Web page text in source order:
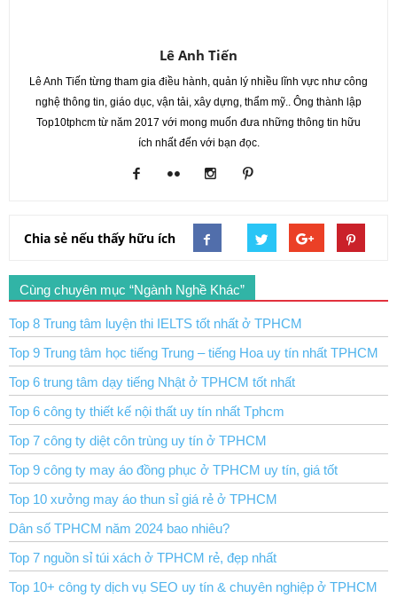
Lê Anh Tiến
Lê Anh Tiến từng tham gia điều hành, quản lý nhiều lĩnh vực như công
nghệ thông tin, giáo dục, vận tải, xây dựng, thẩm mỹ.. Ông thành lập
Top10tphcm từ năm 2017 với mong muốn đưa những thông tin hữu
ích nhất đến với bạn đọc.
Chia sẻ nếu thấy hữu ích
Cùng chuyên mục “Ngành Nghề Khác”
Top 8 Trung tâm luyện thi IELTS tốt nhất ở TPHCM
Top 9 Trung tâm học tiếng Trung – tiếng Hoa uy tín nhất TPHCM
Top 6 trung tâm dạy tiếng Nhật ở TPHCM tốt nhất
Top 6 công ty thiết kế nội thất uy tín nhất Tphcm
Top 7 công ty diệt côn trùng uy tín ở TPHCM
Top 9 công ty may áo đồng phục ở TPHCM uy tín, giá tốt
Top 10 xưởng may áo thun sỉ giá rẻ ở TPHCM
Dân số TPHCM năm 2024 bao nhiêu?
Top 7 nguồn sỉ túi xách ở TPHCM rẻ, đẹp nhất
Top 10+ công ty dịch vụ SEO uy tín & chuyên nghiệp ở TPHCM